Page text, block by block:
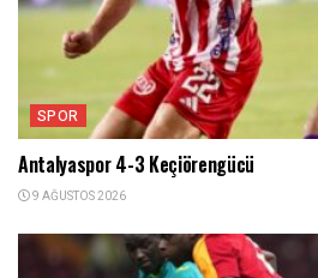
SPOR
Antalyaspor 4-3 Keçiörengücü
9 AĞUSTOS 2026